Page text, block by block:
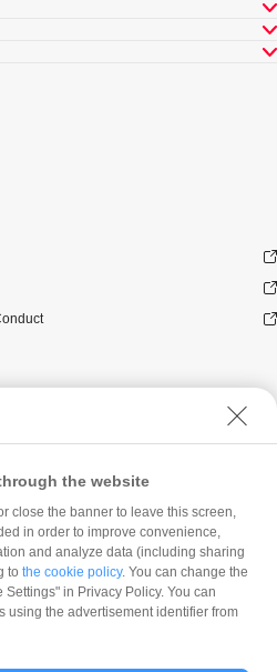
の考え方
the website
close the banner to leave this screen,
in order to improve convenience,
and analyze data (including sharing
to the cookie policy. You can change the
in Privacy Policy. You can
using the advertisement identifier from